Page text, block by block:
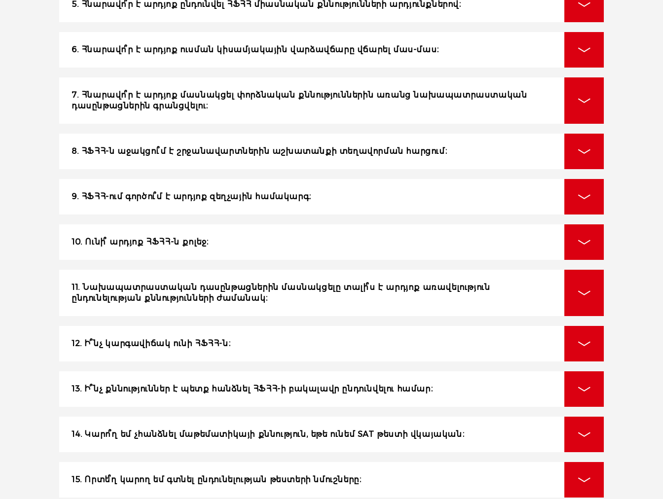
5. Հնարավո՞ր է արդյոք ընդունվել ՀՖՀՀ միասնական քննությունների արդյունքներով։
6. Հնարավո՞ր է արդյոք ուսման կիսամյակային վարձավճարը վճարել մաս-մաս։
7. Հնարավո՞ր է արդյոք մասնակցել փորձնական քննություններին առանց նախապատրաստական
դասընթացներին գրանցվելու։
8. ՀՖՀՀ-ն աջակցու՞մ է շրջանավարտներին աշխատանքի տեղավորման հարցում։
9. ՀՖՀՀ-ում գործու՞մ է արդյոք զեղչային համակարգ։
10. Ունի՞ արդյոք ՀՖՀՀ-ն քոլեջ։
11. Նախապատրաստական դասընթացներին մասնակցելը տալի՞ս է արդյոք առավելություն
ընդունելության քննությունների ժամանակ։
12. Ի՞նչ կարգավիճակ ունի ՀՖՀՀ-ն։
13. Ի՞նչ քննություններ է պետք հանձնել ՀՖՀՀ-ի բակալավր ընդունվելու համար։
14. Կարո՞ղ եմ չհանձնել մաթեմատիկայի քննություն, եթե ունեմ SAT թեստի վկայական։
15. Որտե՞ղ կարող եմ գտնել ընդունելության թեստերի նմուշները։